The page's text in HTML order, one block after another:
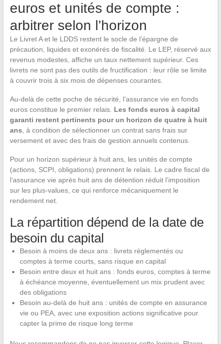
euros et unités de compte :
arbitrer selon l’horizon
Le Livret A et le LDDS restent le socle de l’épargne de
précaution, liquides et exonérés de fiscalité. Le LEP, réservé aux
revenus modestes, affiche un taux nettement supérieur. Ces
livrets ne sont pas des outils de fructification : leur rôle se limite
à couvrir trois à six mois de dépenses courantes.
Au-delà de cette poche de sécurité, l’assurance vie en fonds
euros constitue le premier relais. Les fonds euros à capital
garanti restent pertinents pour un horizon de quatre à huit
ans , à condition de sélectionner un contrat sans frais sur
versement et avec des frais de gestion annuels contenus.
Pour un horizon supérieur à huit ans, les unités de compte
(actions, SCPI, obligations) prennent le relais. Le cadre fiscal de
l’assurance vie après huit ans de détention réduit l’imposition
sur les plus-values, ce qui renforce mécaniquement le
rendement net.
La répartition dépend de la date de
besoin du capital
Besoin à moins de deux ans : livrets réglementés ou
comptes à terme courts, sans risque en capital
Besoin entre deux et huit ans : fonds euros, comptes à terme
à échéance moyenne, éventuellement un mix prudent avec
des obligations
Besoin au-delà de huit ans : unités de compte en assurance
vie ou PEA, avec une exposition actions significative pour
capter la prime de risque long terme